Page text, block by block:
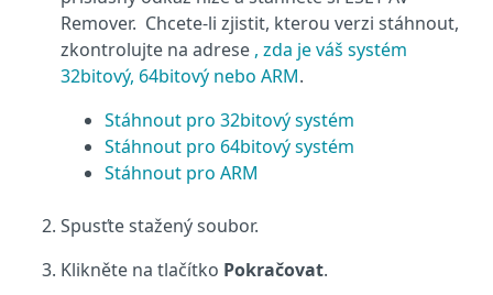
Remover. Chcete-li zjistit, kterou verzi stáhnout,
zkontrolujte na adrese , zda je váš systém
32bitový, 64bitový nebo ARM.
Stáhnout pro 32bitový systém
Stáhnout pro 64bitový systém
Stáhnout pro ARM
Spusťte stažený soubor.
Klikněte na tlačítko Pokračovat.